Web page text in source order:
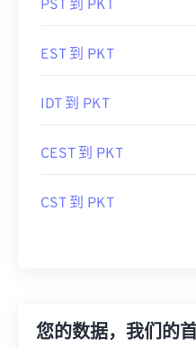
PST 到 PKT
EST 到 PKT
IDT 到 PKT
CEST 到 PKT
CST 到 PKT
您的数据，我们的